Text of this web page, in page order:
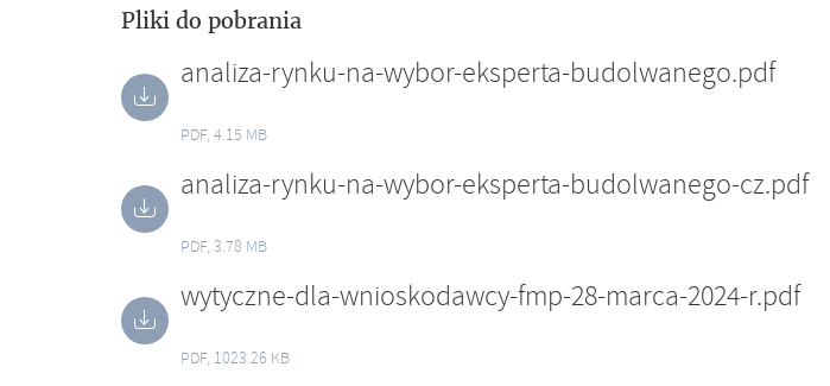
Pliki do pobrania
analiza-rynku-na-wybor-eksperta-budolwanego.pdf
PDF, 4.15 MB
analiza-rynku-na-wybor-eksperta-budolwanego-cz.pdf
PDF, 3.78 MB
wytyczne-dla-wnioskodawcy-fmp-28-marca-2024-r.pdf
PDF, 1023.26 KB